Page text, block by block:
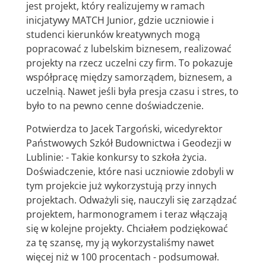
jest projekt, który realizujemy w ramach
inicjatywy MATCH Junior, gdzie uczniowie i
studenci kierunków kreatywnych mogą
popracować z lubelskim biznesem, realizować
projekty na rzecz uczelni czy firm. To pokazuje
współpracę między samorządem, biznesem, a
uczelnią. Nawet jeśli była presja czasu i stres, to
było to na pewno cenne doświadczenie.
Potwierdza to Jacek Targoński, wicedyrektor
Państwowych Szkół Budownictwa i Geodezji w
Lublinie: - Takie konkursy to szkoła życia.
Doświadczenie, które nasi uczniowie zdobyli w
tym projekcie już wykorzystują przy innych
projektach. Odważyli się, nauczyli się zarządzać
projektem, harmonogramem i teraz włączają
się w kolejne projekty. Chciałem podziękować
za tę szansę, my ją wykorzystaliśmy nawet
więcej niż w 100 procentach - podsumował.